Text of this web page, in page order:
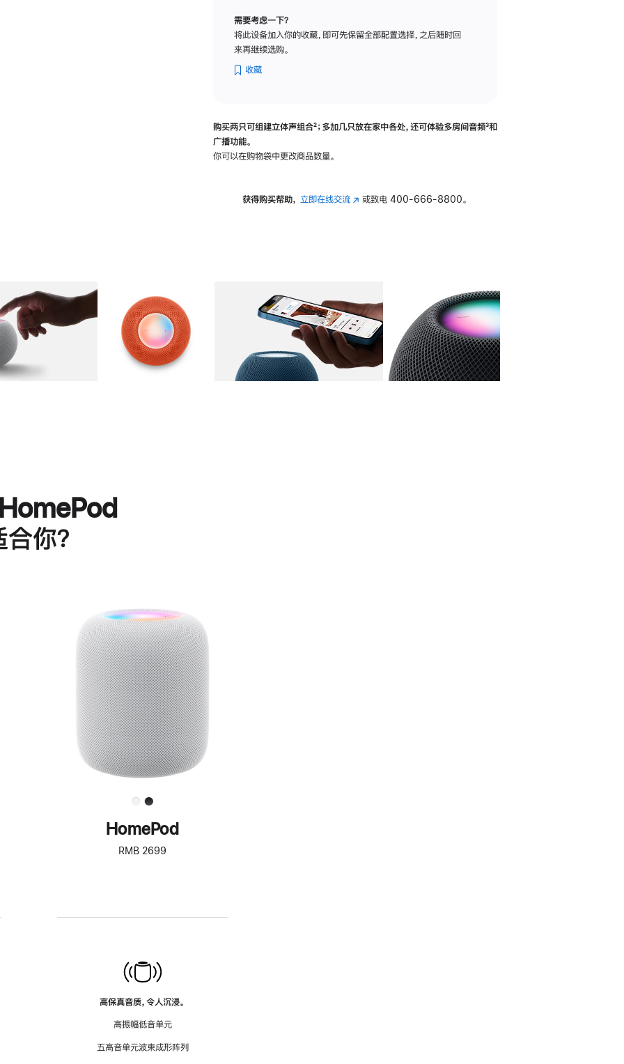
需要考虑一下？
将此设备加入你的收藏，即可先保留全部配置选择，之后随时回
来再继续选购。
收藏
购买两只可组建立体声组合脚
²；多加几只放在家中各处，还可体验多‍房‍间音频脚
³和
广播功能。
你可以在购物袋中更改商品数量。
获得购买帮助， 立即在线交流(在 或致电 400-666-8800。
图库 图像 图库 图像 图库 图像 4 图库 图像 5
你？
进
一
步
了
解
HomePod<
HomePod
RMB 2699
高保真音质，令人沉浸。
高振幅低音单元
五高音单元波束成形阵列